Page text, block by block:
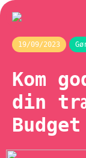
19/09/2023
Kom
din